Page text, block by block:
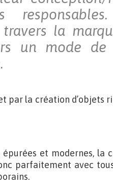
la
un mode de
par la création d’objets
épurées et modernes, la
parfaitement avec